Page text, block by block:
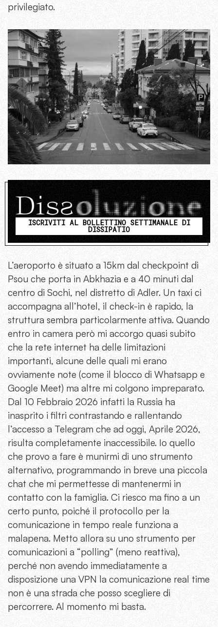
privilegiato.
ISCRIVITI AL BOLLETTINO SETTIMANALE DI
DISSIPATIO
L’aeroporto è situato a 15km dal checkpoint di
Psou che porta in Abkhazia e a 40 minuti dal
centro di Sochi, nel distretto di Adler. Un taxi ci
accompagna all’hotel, il check-in è rapido, la
struttura sembra particolarmente attiva. Quando
entro in camera però mi accorgo quasi subito
che la rete internet ha delle limitazioni
importanti, alcune delle quali mi erano
ovviamente note (come il blocco di Whatsapp e
Google Meet) ma altre mi colgono impreparato.
Dal 10 Febbraio 2026 infatti la Russia ha
inasprito i filtri contrastando e rallentando
l’accesso a Telegram che ad oggi, Aprile 2026,
risulta completamente inaccessibile. Io quello
che provo a fare è munirmi di uno strumento
alternativo, programmando in breve una piccola
chat che mi permettesse di mantenermi in
contatto con la famiglia. Ci riesco ma fino a un
certo punto, poiché il protocollo per la
comunicazione in tempo reale funziona a
malapena. Metto allora su uno strumento per
comunicazioni a “polling” (meno reattiva),
perché non avendo immediatamente a
disposizione una VPN la comunicazione real time
non è una strada che posso scegliere di
percorrere. Al momento mi basta.